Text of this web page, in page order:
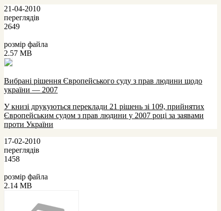
21-04-2010
переглядів
2649
розмір файла
2.57 MB
Вибрані рішення Європейського суду з прав людини щодо
україни — 2007
У книзі друкуються переклади 21 рішень зі 109, прийнятих
Європейським судом з прав людини у 2007 році за заявами
проти України
17-02-2010
переглядів
1458
розмір файла
2.14 MB